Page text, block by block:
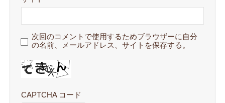
次回のコメントで使用するためブラウザーに自分
の名前、メールアドレス、サイトを保存する。
CAPTCHA コード